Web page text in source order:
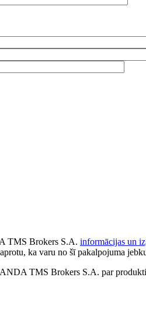
TMS Brokers S.A. informācijas un
ka varu no šī pakalpojuma
TMS Brokers S.A. par